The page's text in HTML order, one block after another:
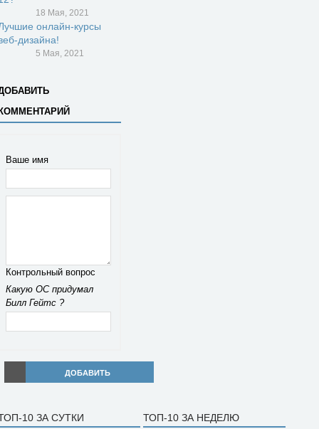
18 Мая, 2021
онлайн-курсы
дизайна!
5 Мая, 2021
Ваше имя
Контрольный вопрос
Какую ОС придумал
Билл Гейтс ?
ДОБАВИТЬ
10 ЗА СУТКИ
ТОП-10 ЗА НЕДЕЛЮ